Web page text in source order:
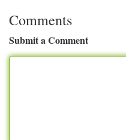
Comments
Submit a Comment